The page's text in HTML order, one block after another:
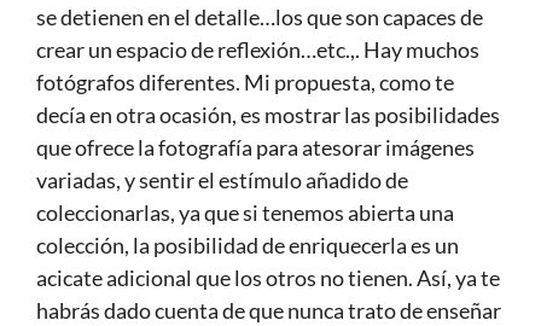
se detienen en el detalle…los que son capaces de
crear un espacio de reflexión…etc.,. Hay muchos
fotógrafos diferentes. Mi propuesta, como te
decía en otra ocasión, es mostrar las posibilidades
que ofrece la fotografía para atesorar imágenes
variadas, y sentir el estímulo añadido de
coleccionarlas, ya que si tenemos abierta una
colección, la posibilidad de enriquecerla es un
acicate adicional que los otros no tienen. Así, ya te
habrás dado cuenta de que nunca trato de enseñar